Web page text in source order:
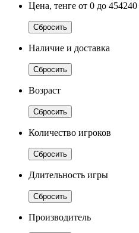
Цена, тенге от 0 до 454240
Сбросить
Наличие и доставка
Сбросить
Возраст
Сбросить
Количество игроков
Сбросить
Длительность игры
Сбросить
Производитель